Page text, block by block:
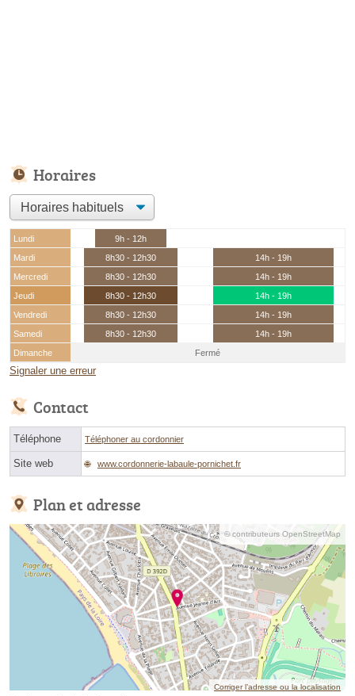
Horaires
Lundi
9h - 12h
Mardi
8h30 - 12h30
14h - 19h
Mercredi
8h30 - 12h30
14h - 19h
Jeudi
8h30 - 12h30
14h - 19h
Vendredi
8h30 - 12h30
14h - 19h
Samedi
8h30 - 12h30
14h - 19h
Dimanche
Fermé
Signaler une erreur
Contact
Téléphone Téléphoner au cordonnier
Site web www.cordonnerie-labaule-pornichet.fr
Plan et adresse
© contributeurs OpenStreetMap
Corriger l’adresse ou la localisation